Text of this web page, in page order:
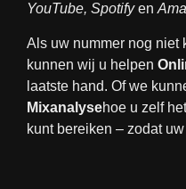
YouTube, Spotifyen
Als uw nummer nog niet
kunnen wij u helpen
laatste hand. Of we
Mixanalysehoe u zelf
kunt bereiken – zodat